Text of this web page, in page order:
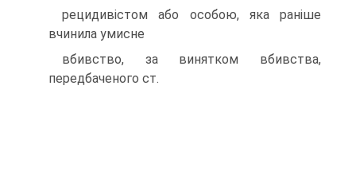
рецидивiстом або особою, яка ранiше
вчинила умисне
вбивство, за винятком вбивства,
передбаченого ст.